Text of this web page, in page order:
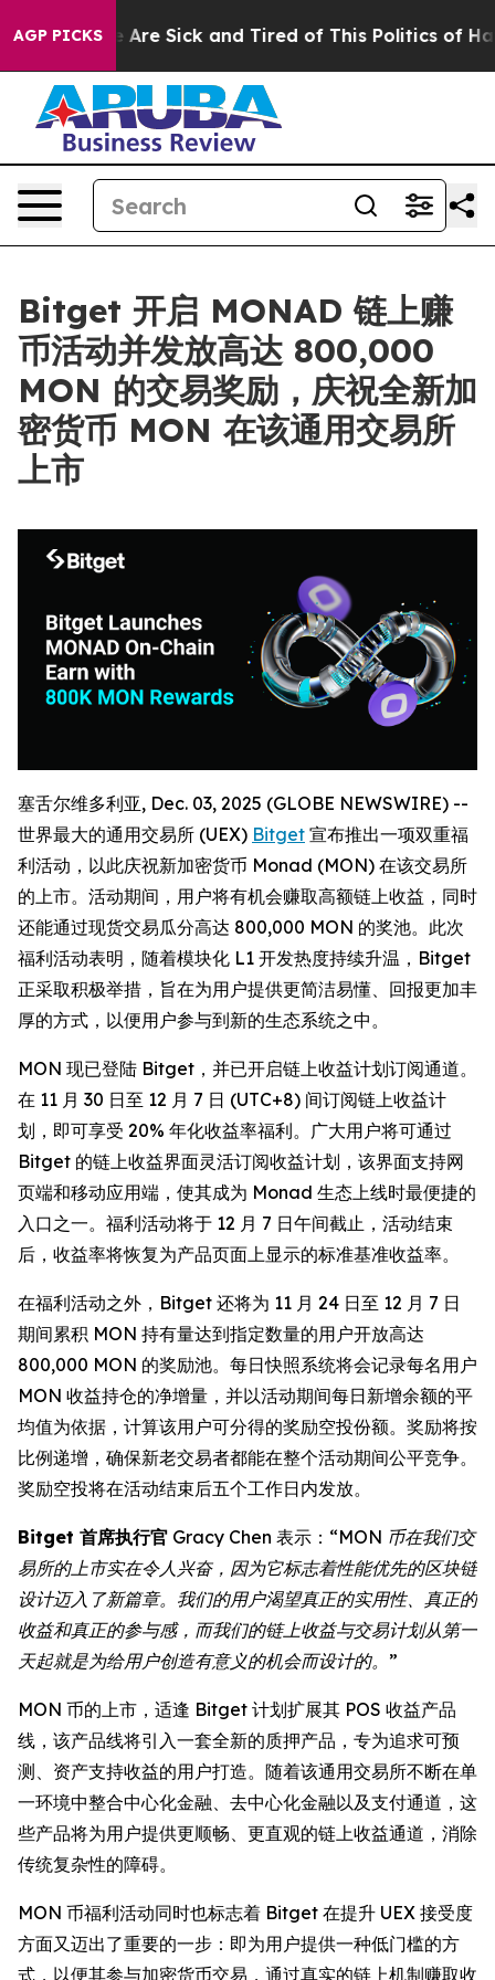
AGP PICKSAre Sick and Tired of This Politics of Hatred”
Bitget 开启 MONAD 链上赚
币活动并发放高达 800,000
MON 的交易奖励，庆祝全新加
密货币 MON 在该通用交易所
上市
塞舌尔维多利亚, Dec. 03, 2025 (GLOBE NEWSWIRE) --
世界最大的通用交易所 (UEX) Bitget 宣布推出一项双重福
利活动，以此庆祝新加密货币 Monad (MON) 在该交易所
的上市。活动期间，用户将有机会赚取高额链上收益，同时
还能通过现货交易瓜分高达 800,000 MON 的奖池。此次
福利活动表明，随着模块化 L1 开发热度持续升温，Bitget
正采取积极举措，旨在为用户提供更简洁易懂、回报更加丰
厚的方式，以便用户参与到新的生态系统之中。
MON 现已登陆 Bitget，并已开启链上收益计划订阅通道。
在 11 月 30 日至 12 月 7 日 (UTC+8) 间订阅链上收益计
划，即可享受 20% 年化收益率福利。广大用户将可通过
Bitget 的链上收益界面灵活订阅收益计划，该界面支持网
页端和移动应用端，使其成为 Monad 生态上线时最便捷的
入口之一。福利活动将于 12 月 7 日午间截止，活动结束
后，收益率将恢复为产品页面上显示的标准基准收益率。
在福利活动之外，Bitget 还将为 11 月 24 日至 12 月 7 日
期间累积 MON 持有量达到指定数量的用户开放高达
800,000 MON 的奖励池。每日快照系统将会记录每名用户
MON 收益持仓的净增量，并以活动期间每日新增余额的平
均值为依据，计算该用户可分得的奖励空投份额。奖励将按
比例递增，确保新老交易者都能在整个活动期间公平竞争。
奖励空投将在活动结束后五个工作日内发放。
Bitget 首席执行官 Gracy Chen 表示： “MON 币在我们交
易所的上市实在令人兴奋，因为它标志着性能优先的区块链
设计迈入了新篇章。我们的用户渴望真正的实用性、真正的
收益和真正的参与感，而我们的链上收益与交易计划从第一
天起就是为给用户创造有意义的机会而设计的。”
MON 币的上市，适逢 Bitget 计划扩展其 POS 收益产品
线，该产品线将引入一套全新的质押产品，专为追求可预
测、资产支持收益的用户打造。随着该通用交易所不断在单
一环境中整合中心化金融、去中心化金融以及支付通道，这
些产品将为用户提供更顺畅、更直观的链上收益通道，消除
传统复杂性的障碍。
MON 币福利活动同时也标志着 Bitget 在提升 UEX 接受度
方面又迈出了重要的一步：即为用户提供一种低门槛的方
式，以便其参与加密货币交易，通过真实的链上机制赚取收